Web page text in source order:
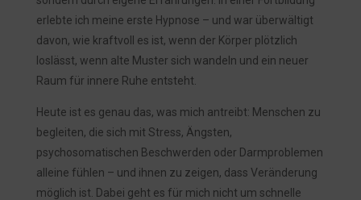
erlebte ich meine erste Hypnose – und war überwältigt
davon, wie kraftvoll es ist, wenn der Körper plötzlich
loslässt, wenn alte Muster sich wandeln und ein neuer
Raum für innere Ruhe entsteht.
Heute ist es genau das, was mich antreibt: Menschen zu
begleiten, die sich mit Stress, Ängsten,
psychosomatischen Beschwerden oder Darmproblemen
alleine fühlen – und ihnen zu zeigen, dass Veränderung
möglich ist. Dabei geht es für mich nicht um schnelle